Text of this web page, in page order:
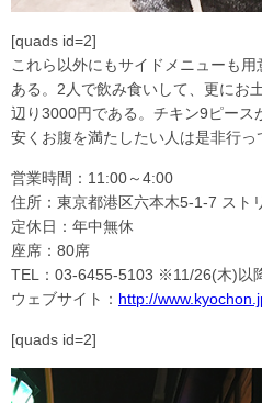
[quads id=2]
これら以外にもサイドメニューも
ある。2人で飲み食いして、更にお
辺り3000円である。チキン9ピー
安くお腹を満たしたい人は是非行っ
営業時間：11:00～4:00
住所：東京都港区六本木5-1-7 スト
定休日：年中無休
座席：80席
TEL：03-6455-5103 ※11/26(木)以
ウェブサイト： http://
[quads id=2]